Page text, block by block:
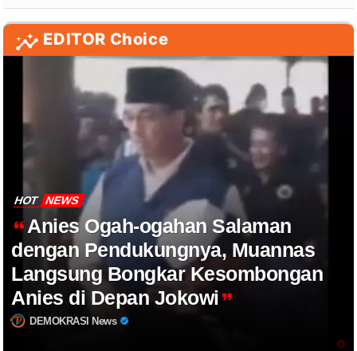
EDITOR Choice
HOT NEWS
Anies Ogah-ogahan Salaman
dengan Pendukungnya, Muannas
Langsung Bongkar Kesombongan
Anies di Depan Jokowi
DEMOKRASI News